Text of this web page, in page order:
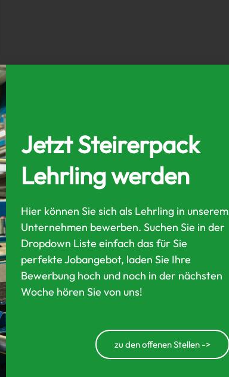
Jetzt Steirerpack
Lehrling werden
Hier können Sie sich als Lehrling in unserem
Unternehmen bewerben. Suchen Sie in der
Dropdown Liste einfach das für Sie
perfekte Jobangebot, laden Sie Ihre
Bewerbung hoch und noch in der nächsten
Woche hören Sie von uns!
zu den offenen Stellen ->